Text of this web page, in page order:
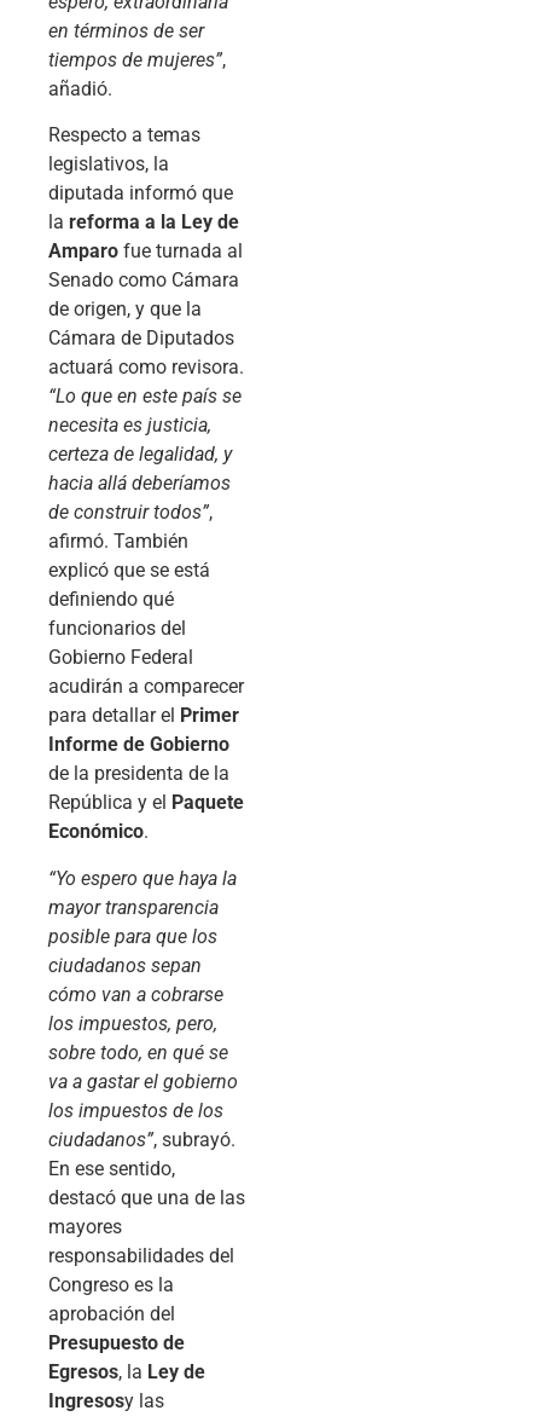
en términos de ser
tiempos de mujeres”,
añadió.
Respecto a temas
legislativos, la
diputada informó que
la reforma a la Ley de
Amparo fue turnada al
Senado como Cámara
de origen, y que la
Cámara de Diputados
actuará como revisora.
“Lo que en este país se
necesita es justicia,
certeza de legalidad, y
hacia allá deberíamos
de construir todos”,
afirmó. También
explicó que se está
definiendo qué
funcionarios del
Gobierno Federal
acudirán a comparecer
para detallar el Primer
Informe de Gobierno
de la presidenta de la
República y el Paquete
Económico.
“Yo espero que haya la
mayor transparencia
posible para que los
ciudadanos sepan
cómo van a cobrarse
los impuestos, pero,
sobre todo, en qué se
va a gastar el gobierno
los impuestos de los
ciudadanos”, subrayó.
En ese sentido,
destacó que una de las
mayores
responsabilidades del
Congreso es la
aprobación del
Presupuesto de
Egresos, la Ley de
Ingresosy las